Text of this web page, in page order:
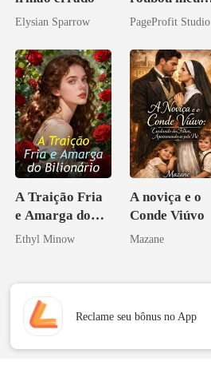
Elysian Sparrow
companheiro e
PageProfit Studio
A Traição Fria
e Amarga do
Bilionário
Ethyl Minow
A noviça e o
Conde Viúvo
Mazane
Reclame seu bônus no App